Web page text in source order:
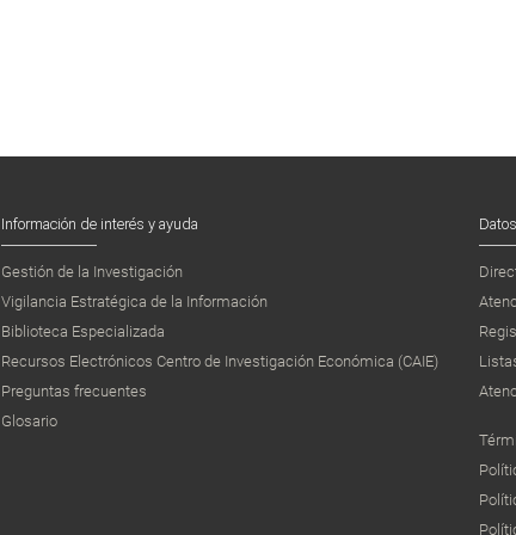
Información de interés y ayuda
Gestión de la Investigación
Vigilancia Estratégica de la Información
Biblioteca Especializada
Recursos Electrónicos Centro de Investigación Económica (CAIE)
Preguntas frecuentes
Glosario